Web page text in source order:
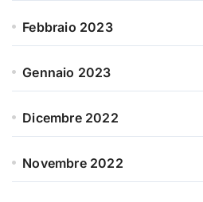
Febbraio 2023
Gennaio 2023
Dicembre 2022
Novembre 2022